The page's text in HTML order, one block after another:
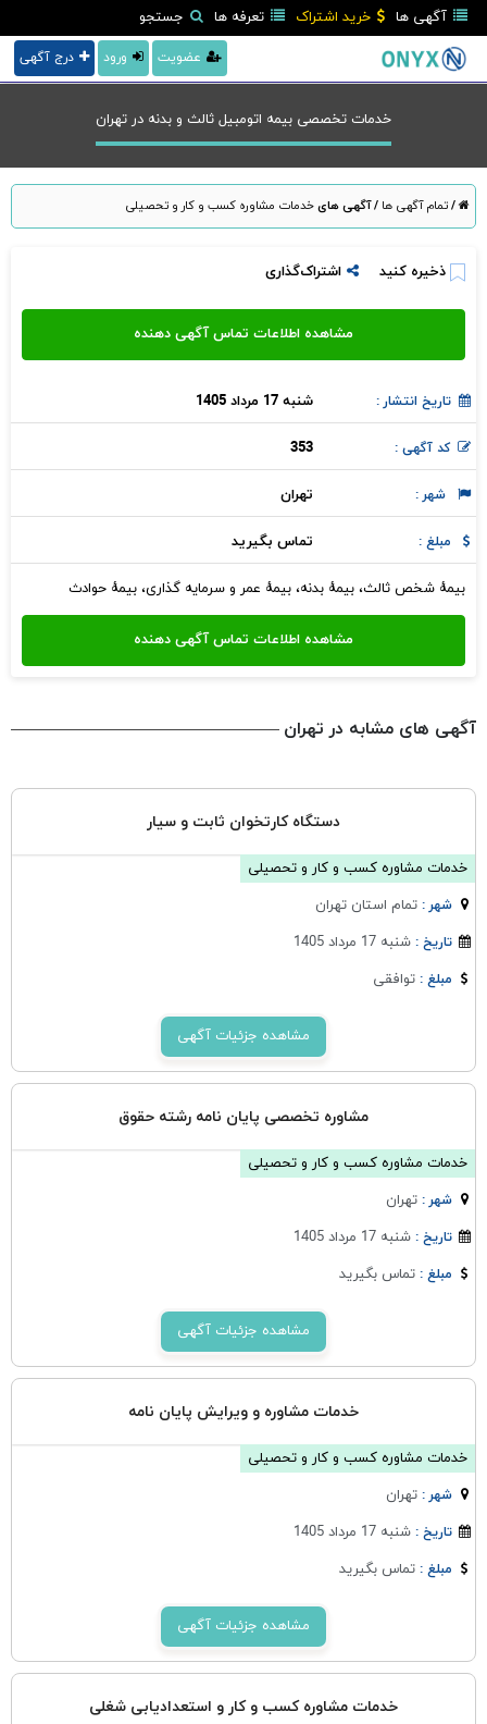
آگهی ها خرید اشتراک تعرفه ها جستجو
درج آگهی ورود عضویت
خدمات تخصصی بیمه اتومبیل ثالث و بدنه در تهران
/تمام آگهی ها /آگهی هایخدمات مشاوره کسب و کار و تحصیلی
ذخیره کنید اشتراک‌گذاری
تاریخ انتشار : شنبه 17 مرداد 1405
کد آگهی : 353
شهر : تهران
مبلغ : تماس بگیرید
بیمهٔ شخص ثالث، بیمهٔ بدنه، بیمهٔ عمر و سرمایه گذاری، بیمهٔ حوادث
آگهی های مشابه در تهران
دستگاه کارتخوان ثابت و سیار
خدمات مشاوره کسب و کار و تحصیلی
شهر :تمام استان تهران
تاریخ :شنبه 17 مرداد 1405
مبلغ :توافقی
مشاهده جزئیات آگهی
مشاوره تخصصی پایان نامه رشته حقوق
خدمات مشاوره کسب و کار و تحصیلی
شهر :تهران
تاریخ :شنبه 17 مرداد 1405
مبلغ :تماس بگیرید
مشاهده جزئیات آگهی
خدمات مشاوره و ویرایش پایان نامه
خدمات مشاوره کسب و کار و تحصیلی
شهر :تهران
تاریخ :شنبه 17 مرداد 1405
مبلغ :تماس بگیرید
مشاهده جزئیات آگهی
خدمات مشاوره کسب و کار و استعدادیابی شغلی